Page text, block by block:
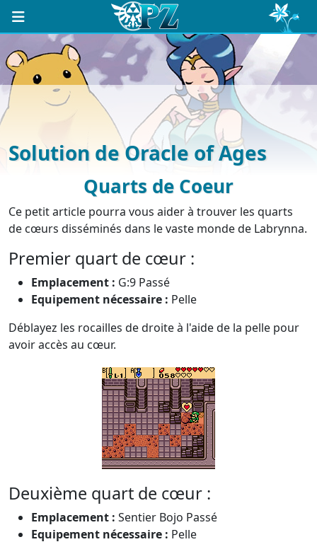
Solution de Oracle of Ages
Quarts de Coeur
Ce petit article pourra vous aider à trouver les quarts
de cœurs disséminés dans le vaste monde de Labrynna.
Premier quart de cœur :
Emplacement : G:9 Passé
Equipement nécessaire : Pelle
Déblayez les rocailles de droite à l'aide de la pelle pour
avoir accès au cœur.
Deuxième quart de cœur :
Emplacement : Sentier Bojo Passé
Equipement nécessaire : Pelle